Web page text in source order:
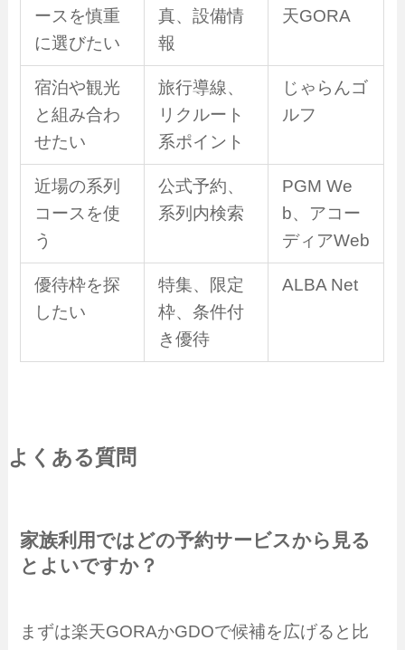
ースを慎重
に選びたい
真、設備情
報
天GORA
宿泊や観光
と組み合わ
せたい
旅行導線、
リクルート
系ポイント
じゃらんゴ
ルフ
近場の系列
コースを使
う
公式予約、
系列内検索
PGM We
b、アコー
ディアWeb
優待枠を探
したい
特集、限定
枠、条件付
き優待
ALBA Net
よくある質問
家族利用ではどの予約サービスから見る
とよいですか？
まずは楽天GORAかGDOで候補を広げると比